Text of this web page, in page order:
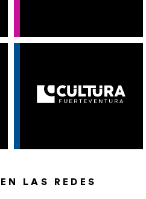
LAS REDES